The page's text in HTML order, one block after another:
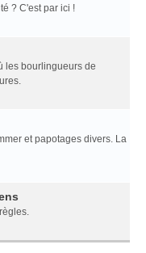
? C'est par ici !
les bourlingueurs de
et papotages divers. La